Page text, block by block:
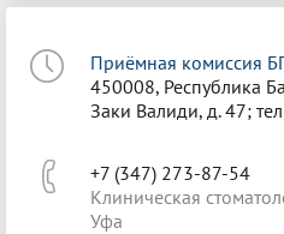
Приёмная комиссия
450008, Республика
Заки Валиди, д. 47;
+7 (347) 273-87-54
Клиническая
Уфа